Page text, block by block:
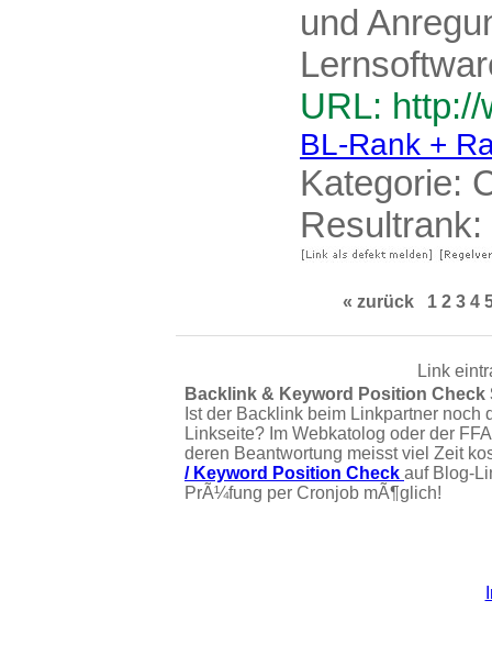
und
URL:
BL-Rank +
Kategorie:
Resultrank:
« zurück 1 2 3 4
Link
Backlink & Keyword Position
Ist der Backlink beim Linkpartner noch
Linkseite? Im Webkatolog oder der
deren Beantwortung meisst viel Zeit
/ Keyword Position Check auf Blog-
PrÃ¼fung per Cronjob mÃ¶glich!